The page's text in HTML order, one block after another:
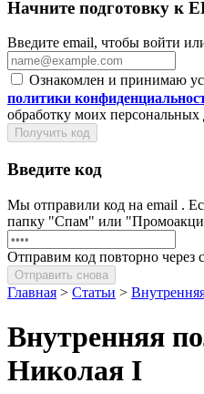
Начните подготовку к
Введите email, чтобы войти
Ознакомлен и принимаю
политики
обработку моих
Получить код
Введите код
Мы отправили код на email .
папку "Спам" или
Отправим код повторно через
Отправить снова
Главная > Статьи >
Внутренняя
Николая I